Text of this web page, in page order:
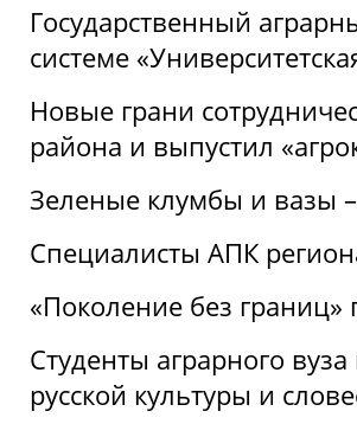
Государственный
системе
Новые грани
района и выпустил
Зеленые клумбы и вазы
Специалисты АПК
«Поколение без
Студенты аграрного
русской культуры и